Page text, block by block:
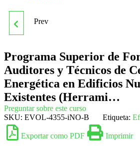
PROGRAMA SUPERIOR
TERAPIA DE PAREJA
PARA TITULADOS
UNIVERSITARIOS EN
Prev
+
Programa Superior de
Auditores y Técnicos de
Energética en Edificios
Existentes (Herrami…
Preguntar sobre este curso
SKU: EVOL-4355-iNO-B Etiqueta:
Exportar como PDF Imprimir